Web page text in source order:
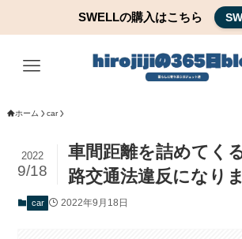
SWELLの購入はこちら
ホーム car
車間距離を詰めてく
路交通法違反になり
2022
9/18
car 2022年9月18日